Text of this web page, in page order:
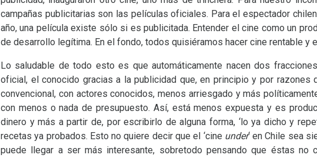
campañas publicitarias son las películas oficiales. Para el espectador
año, una película existe sólo si es publicitada. Entender el cine como un
de desarrollo legítima. En el fondo, todos quisiéramos hacer cine rentable y
Lo saludable de todo esto es que automáticamente nacen dos
oficial, el conocido gracias a la publicidad que, en principio y por razones
convencional, con actores conocidos, menos arriesgado y más
con menos o nada de presupuesto. Así, está menos expuesta y es
dinero y más a partir de, por escribirlo de alguna forma, ‘lo ya dicho y
recetas ya probados. Esto no quiere decir que el ‘cine under‘ en Chile sea
puede llegar a ser más interesante, sobretodo pensando que éstas no